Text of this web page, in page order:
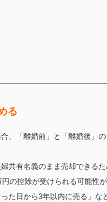
る
、「離婚前」と「離婚後」
共有名義のまま売却できる
の控除が受けられる可能性
た日から3年以内に売る」な